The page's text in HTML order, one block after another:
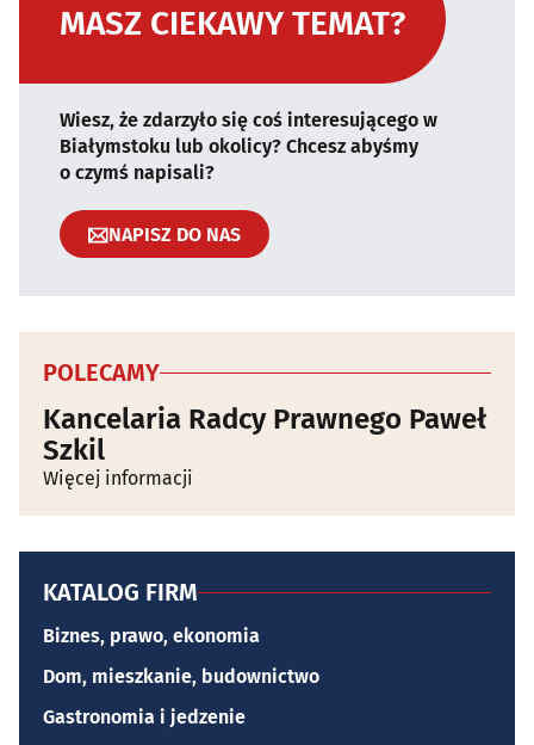
MASZ CIEKAWY TEMAT?
Wiesz, że zdarzyło się coś interesującego w
Białymstoku lub okolicy? Chcesz abyśmy
o czymś napisali?
NAPISZ DO NAS
POLECAMY
Kancelaria Radcy Prawnego Paweł
Szkil
Więcej informacji
KATALOG FIRM
Biznes, prawo, ekonomia
Dom, mieszkanie, budownictwo
Gastronomia i jedzenie